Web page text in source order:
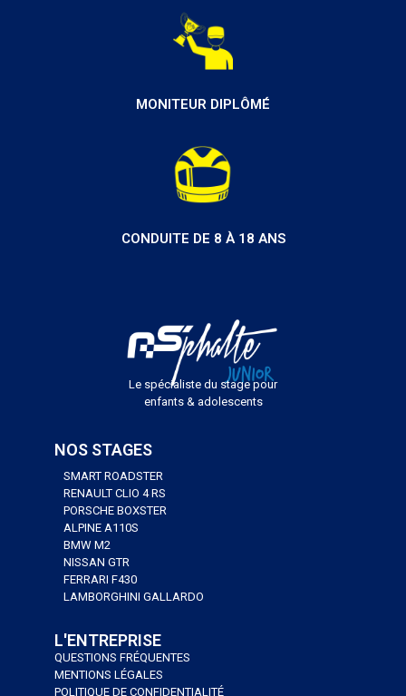
MONITEUR DIPLÔMÉ
CONDUITE DE 8 À 18 ANS
Le spécialiste du stage pour
enfants & adolescents
NOS STAGES
SMART ROADSTER
RENAULT CLIO 4 RS
PORSCHE BOXSTER
ALPINE A110S
BMW M2
NISSAN GTR
FERRARI F430
LAMBORGHINI GALLARDO
L'ENTREPRISE
QUESTIONS FRÉQUENTES
MENTIONS LÉGALES
POLITIQUE DE CONFIDENTIALITÉ